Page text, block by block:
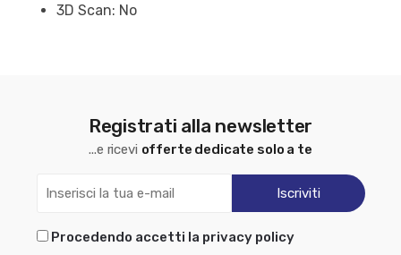
3D Scan: No
Registrati alla newsletter
...e ricevi offerte dedicate solo a te
Procedendo accetti la privacy policy